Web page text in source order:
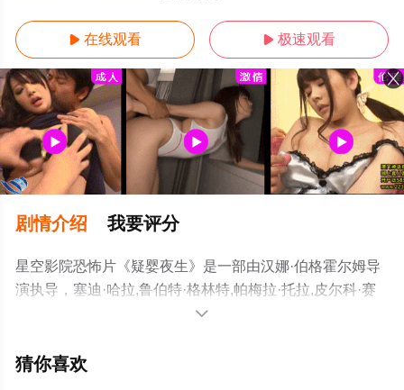
 在线观看  极速观看
剧情介绍 我要评分
星空影院恐怖片《疑婴夜生》是一部由汉娜·伯格霍尔姆导
演执导，塞迪·哈拉,鲁伯特·格林特,帕梅拉·托拉,皮尔科·赛
法,Johanna,Kuuva,Mari,Rantasila,Helena,Rängman,等演

猜你喜欢